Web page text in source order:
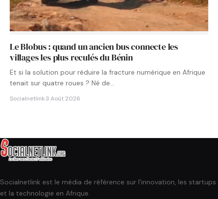
Le Blobus : quand un ancien bus connecte les
villages les plus reculés du Bénin
Et si la solution pour réduire la fracture numérique en Afrique
tenait sur quatre roues ? Né de…
Socialnetlink·3 Août 2026
Socialnetlink est le média de référence sur l'innovation, les startups
et la technologie en Afrique.